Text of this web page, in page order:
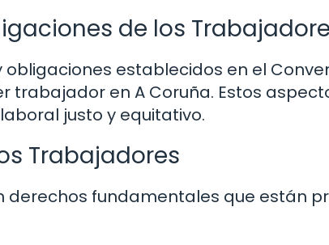
de los
establecidos en el
trabajador en A Coruña. Estos
justo y equitativo.
Trabajadores
derechos fundamentales que están